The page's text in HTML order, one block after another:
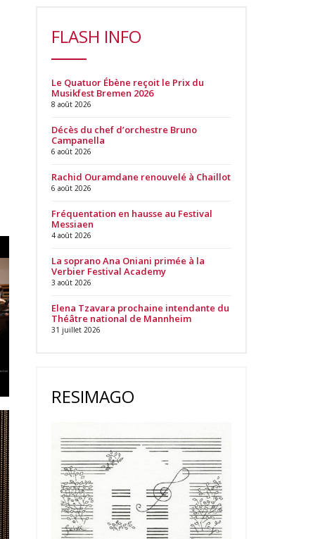
FLASH INFO
Le Quatuor Ébène reçoit le Prix du
Musikfest Bremen 2026
8 août 2026
Décès du chef d’orchestre Bruno
Campanella
6 août 2026
Rachid Ouramdane renouvelé à Chaillot
6 août 2026
Fréquentation en hausse au Festival
Messiaen
4 août 2026
La soprano Ana Oniani primée à la
Verbier Festival Academy
3 août 2026
Elena Tzavara prochaine intendante du
Théâtre national de Mannheim
31 juillet 2026
RESIMAGO